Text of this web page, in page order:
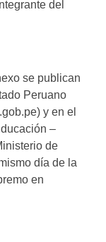
del
se publican
Peruano
y en el
–
de
día de la
en